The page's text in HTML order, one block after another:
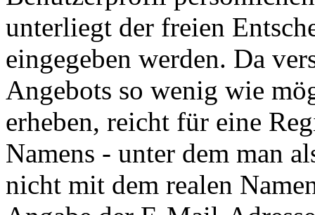
unterliegt der freien
eingegeben werden. Da
Angebots so wenig wie
erheben, reicht für eine
Namens - unter dem man
nicht mit dem realen